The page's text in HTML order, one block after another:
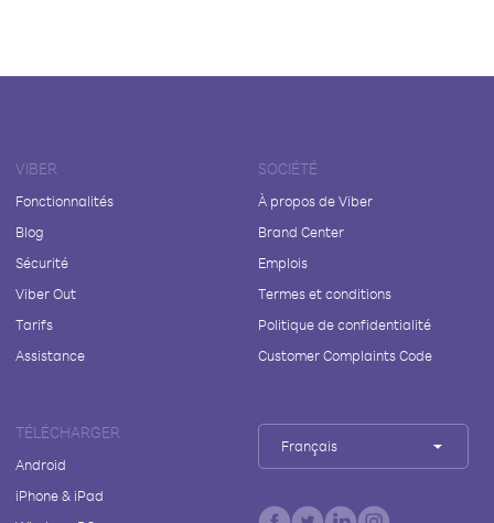
VIBER
Fonctionnalités
Blog
Sécurité
Viber Out
Tarifs
Assistance
SOCIÉTÉ
À propos de Viber
Brand Center
Emplois
Termes et conditions
Politique de confidentialité
Customer Complaints Code
TÉLÉCHARGER
Android
iPhone & iPad
Français